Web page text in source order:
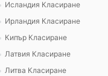
Исландия Класиране
Ирландия Класиране
Кипър Класиране
Латвия Класиране
Литва Класиране